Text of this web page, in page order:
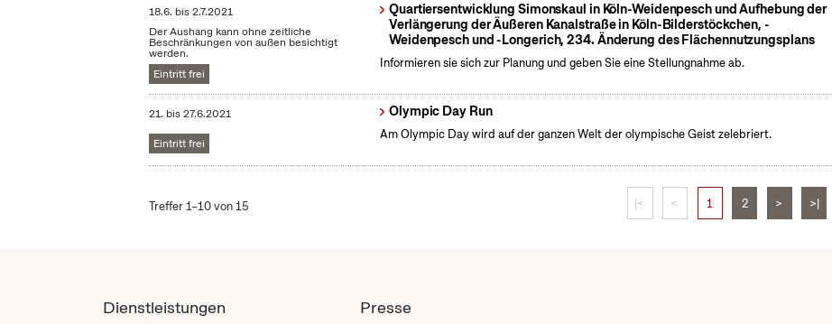
18.6. bis2.7.2021
Der Aushang kann ohne zeitliche
Beschränkungen von außen besichtigt
werden.
Eintritt frei
Quartiersentwicklung Simonskaul in Köln-Weidenpesch und Aufhebung der
Verlängerung der Äußeren Kanalstraße in Köln-Bilderstöckchen, -
Weidenpesch und -Longerich, 234. Änderung des Flächennutzungsplans
Informieren sie sich zur Planung und geben Sie eine Stellungnahme ab.
21. bis27.6.2021
Eintritt frei
Olympic Day Run
Am Olympic Day wird auf der ganzen Welt der olympische Geist zelebriert.
Treffer 1–10 von 15 |< < 1 2 > >|
Dienstleistungen Presse